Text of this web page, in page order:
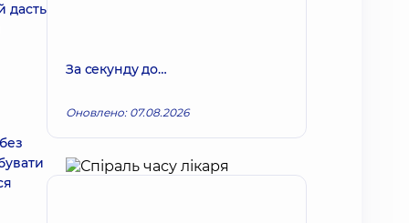
дасть
За секунду до…
Оновлено: 07.08.2026